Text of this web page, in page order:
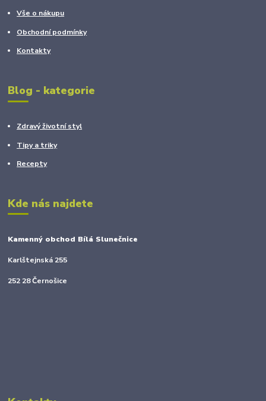
Vše o nákupu
Obchodní podmínky
Kontakty
Blog - kategorie
Zdravý životní styl
Tipy a triky
Recepty
Kde nás najdete
Kamenný obchod Bílá Slunečnice
Karlštejnská 255
252 28 Černošice